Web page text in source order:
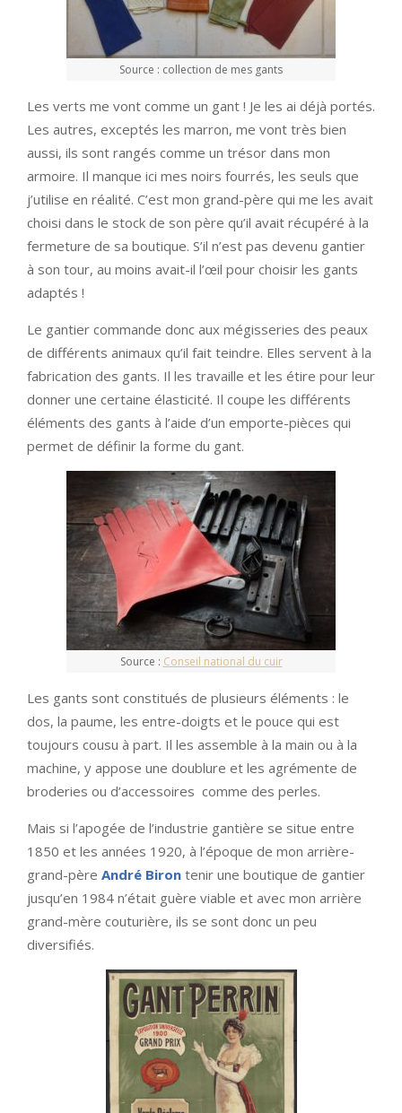
Source : collection de mes gants
Les verts me vont comme un gant ! Je les ai déjà portés.
Les autres, exceptés les marron, me vont très bien
aussi, ils sont rangés comme un trésor dans mon
armoire. Il manque ici mes noirs fourrés, les seuls que
j’utilise en réalité. C’est mon grand-père qui me les avait
choisi dans le stock de son père qu’il avait récupéré à la
fermeture de sa boutique. S’il n’est pas devenu gantier
à son tour, au moins avait-il l’œil pour choisir les gants
adaptés !
Le gantier commande donc aux mégisseries des peaux
de différents animaux qu’il fait teindre. Elles servent à la
fabrication des gants. Il les travaille et les étire pour leur
donner une certaine élasticité. Il coupe les différents
éléments des gants à l’aide d’un emporte-pièces qui
permet de définir la forme du gant.
Source : Conseil national du cuir
Les gants sont constitués de plusieurs éléments : le
dos, la paume, les entre-doigts et le pouce qui est
toujours cousu à part. Il les assemble à la main ou à la
machine, y appose une doublure et les agrémente de
broderies ou d’accessoires comme des perles.
Mais si l’apogée de l’industrie gantière se situe entre
1850 et les années 1920, à l’époque de mon arrière-
grand-père André Biron tenir une boutique de gantier
jusqu’en 1984 n’était guère viable et avec mon arrière
grand-mère couturière, ils se sont donc un peu
diversifiés.